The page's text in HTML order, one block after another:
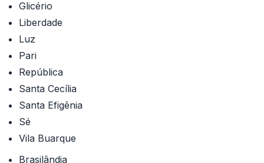
Glicério
Liberdade
Luz
Pari
República
Santa Cecília
Santa Efigênia
Sé
Vila Buarque
Brasilândia